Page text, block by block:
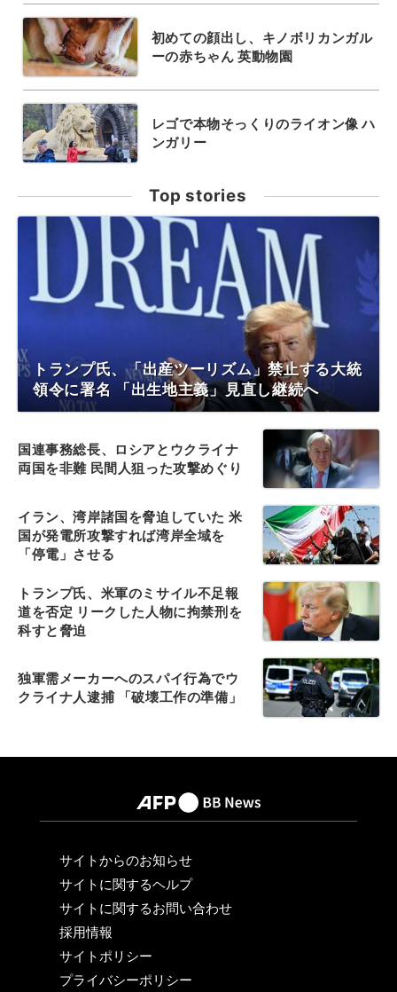
初めての顔出し、キノボリカンガル
ーの赤ちゃん 英動物園
レゴで本物そっくりのライオン像 ハ
ンガリー
Top stories
トランプ氏、「出産ツーリズム」禁止する大統
領令に署名 「出生地主義」見直し継続へ
国連事務総長、ロシアとウクライナ
両国を非難 民間人狙った攻撃めぐり
イラン、湾岸諸国を脅迫していた 米
国が発電所攻撃すれば湾岸全域を
「停電」させる
トランプ氏、米軍のミサイル不足報
道を否定 リークした人物に拘禁刑を
科すと脅迫
独軍需メーカーへのスパイ行為でウ
クライナ人逮捕 「破壊工作の準備」
サイトからのお知らせ
サイトに関するヘルプ
サイトに関するお問い合わせ
採用情報
サイトポリシー
プライバシーポリシー